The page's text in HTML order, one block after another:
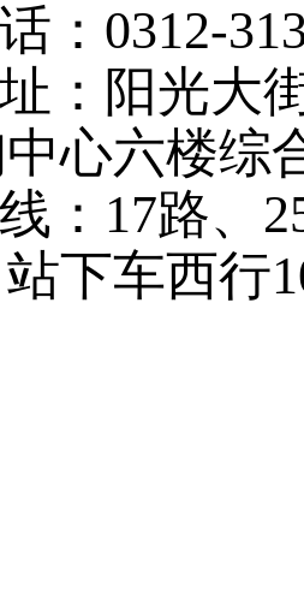
：0312-
：阳光大
心六楼综
：17路、
下车西行